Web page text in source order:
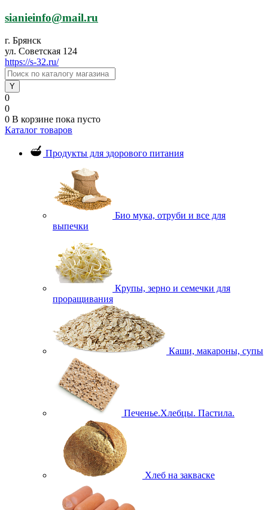
sianieinfo@mail.ru
г. Брянск
ул. Советская 124
https://s-32.ru/
0
0
0 В корзине пока пусто
Каталог товаров
Продукты для здорового питания
Био мука, отруби и все для
выпечки
Крупы, зерно и семечки для
проращивания
Каши, макароны, супы
Печенье.Хлебцы. Пастила.
Хлеб на закваске